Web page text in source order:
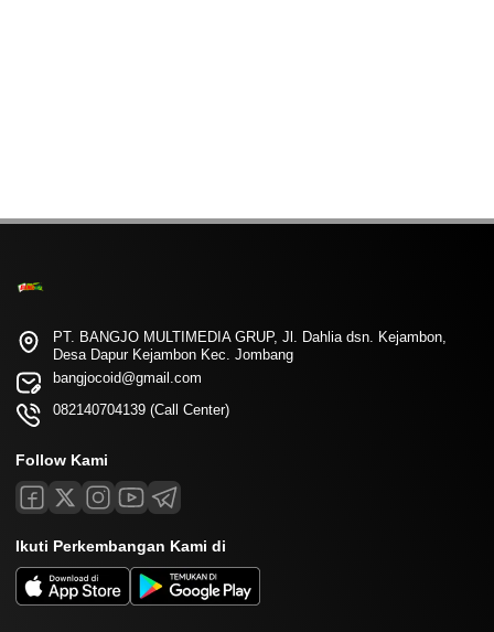
PT. BANGJO MULTIMEDIA GRUP, Jl. Dahlia dsn. Kejambon,
Desa Dapur Kejambon Kec. Jombang
bangjocoid@gmail.com
082140704139 (Call Center)
Follow Kami
Ikuti Perkembangan Kami di